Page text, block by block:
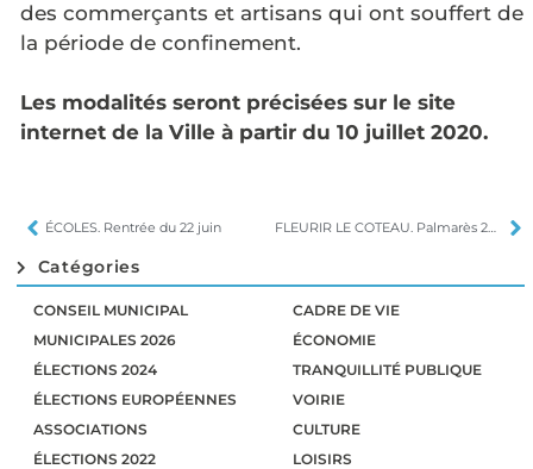
des commerçants et artisans qui ont souffert de
la période de confinement.
Les modalités seront précisées sur le site
internet de la Ville à partir du 10 juillet 2020.
ÉCOLES. Rentrée du 22 juin FLEURIR LE COTEAU. Palmarès 2019
Catégories
CONSEIL MUNICIPAL
MUNICIPALES 2026
ÉLECTIONS 2024
ÉLECTIONS EUROPÉENNES
ASSOCIATIONS
ÉLECTIONS 2022
CADRE DE VIE
ÉCONOMIE
TRANQUILLITÉ PUBLIQUE
VOIRIE
CULTURE
LOISIRS